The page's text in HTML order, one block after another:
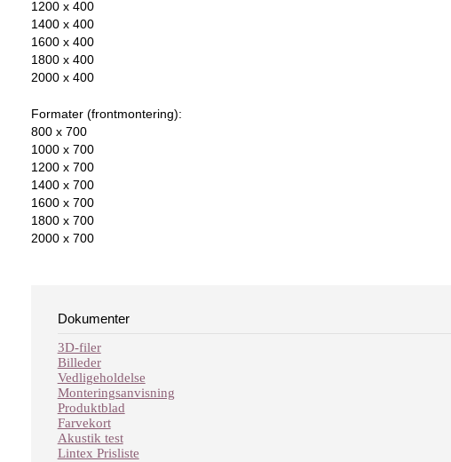
1200 x 400
1400 x 400
1600 x 400
1800 x 400
2000 x 400
Formater (frontmontering):
800 x 700
1000 x 700
1200 x 700
1400 x 700
1600 x 700
1800 x 700
2000 x 700
Dokumenter
3D-filer
Billeder
Vedligeholdelse
Monteringsanvisning
Produktblad
Farvekort
Akustik test
Lintex Prisliste